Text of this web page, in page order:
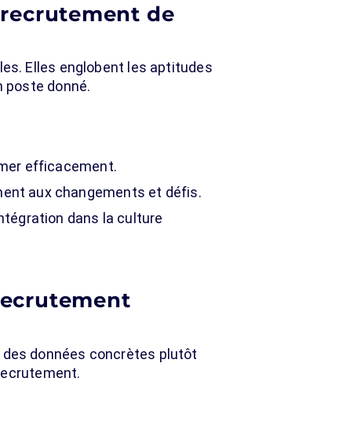
de
Elles englobent les aptitudes
donné.
efficacement.
aux changements et défis.
dans la culture
données concrètes plutôt